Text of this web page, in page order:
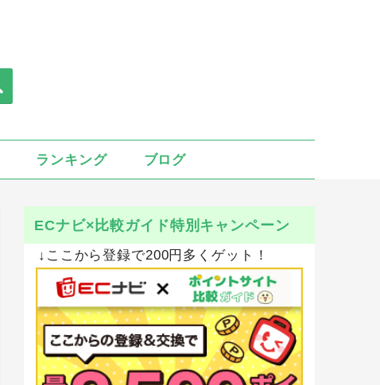
ランキング ブログ
ECナビ×比較ガイド特別キャンペーン
↓ここから登録で200円多くゲット！